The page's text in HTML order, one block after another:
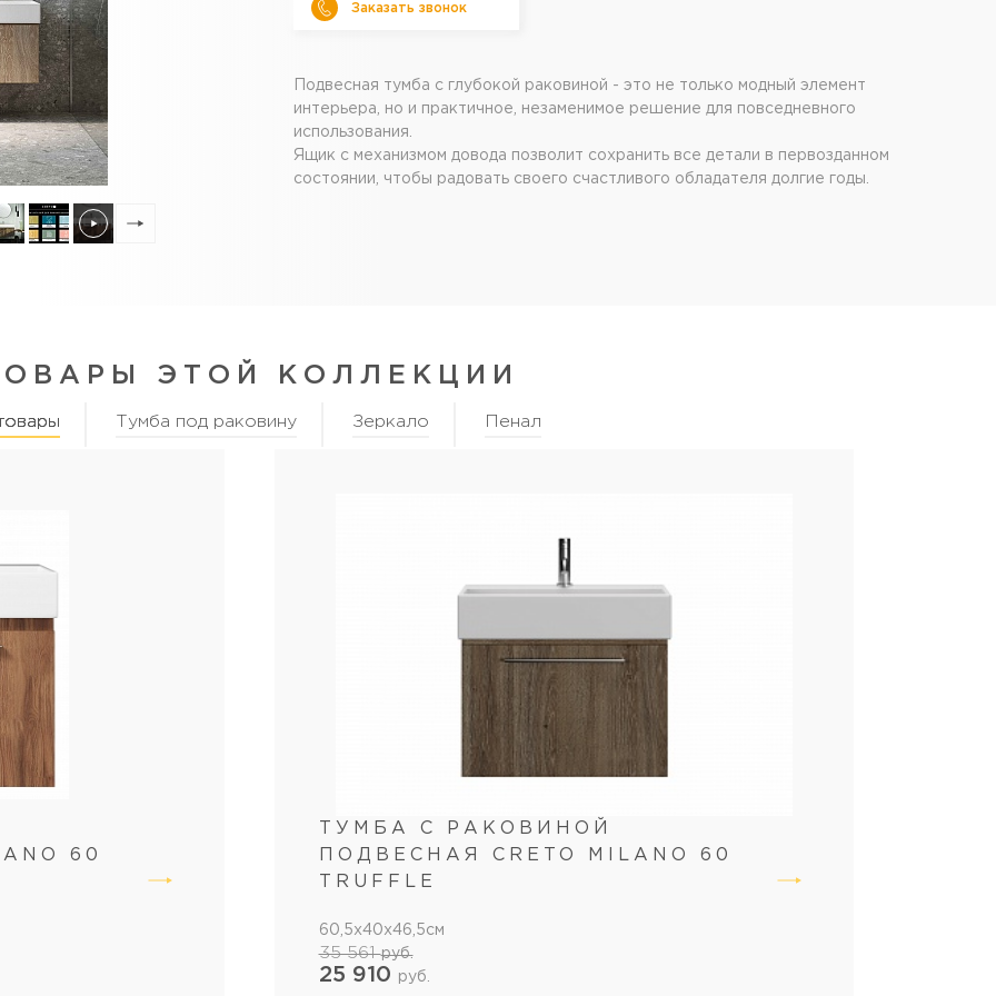
Заказать звонок
Подвесная тумба с глубокой раковиной - это не только модный элемент
интерьера, но и практичное, незаменимое решение для повседневного
использования.
Ящик с механизмом довода позволит сохранить все детали в первозданном
состоянии, чтобы радовать своего счастливого обладателя долгие годы.
ЭТОЙ КОЛЛЕКЦИИ
Тумба под раковину Зеркало Пенал
60
ТУМБА С РАКОВИНОЙ
ПОДВЕСНАЯ CRETO MILANO 60
TRUFFLE
60,5x40x46,5см
35 561руб.
25 910 руб.